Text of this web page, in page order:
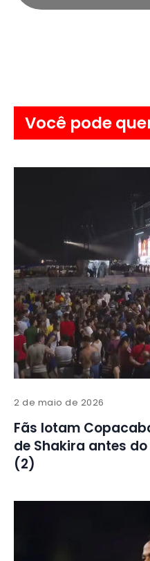
Você pode
2 de maio de 2026
Fãs lotam
de Shakira antes
(2)